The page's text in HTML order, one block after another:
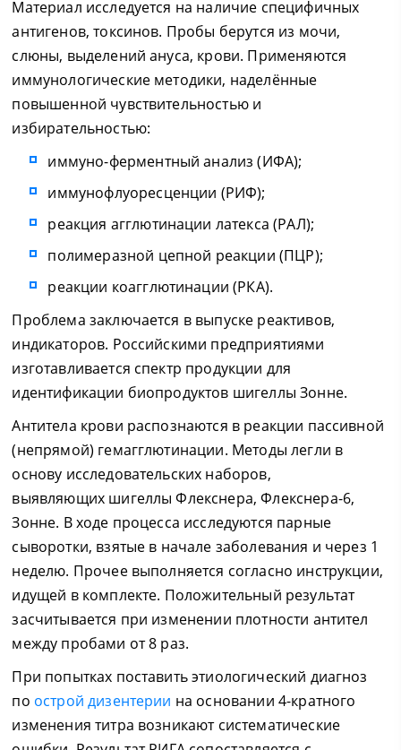
Материал исследуется на наличие специфичных
антигенов, токсинов. Пробы берутся из мочи,
слюны, выделений ануса, крови. Применяются
иммунологические методики, наделённые
повышенной чувствительностью и
избирательностью:
иммуно-ферментный анализ (ИФА);
иммунофлуоресценции (РИФ);
реакция агглютинации латекса (РАЛ);
полимеразной цепной реакции (ПЦР);
реакции коагглютинации (РКА).
Проблема заключается в выпуске реактивов,
индикаторов. Российскими предприятиями
изготавливается спектр продукции для
идентификации биопродуктов шигеллы Зонне.
Антитела крови распознаются в реакции пассивной
(непрямой) гемагглютинации. Методы легли в
основу исследовательских наборов,
выявляющих шигеллы Флекснера, Флекснера-6,
Зонне. В ходе процесса исследуются парные
сыворотки, взятые в начале заболевания и через 1
неделю. Прочее выполняется согласно инструкции,
идущей в комплекте. Положительный результат
засчитывается при изменении плотности антител
между пробами от 8 раз.
При попытках поставить этиологический диагноз
по острой дизентерии на основании 4-кратного
изменения титра возникают систематические